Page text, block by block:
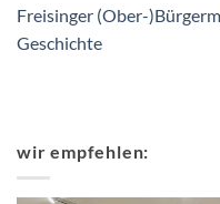
Freisinger (Ober-
Geschichte
wir empfehlen: